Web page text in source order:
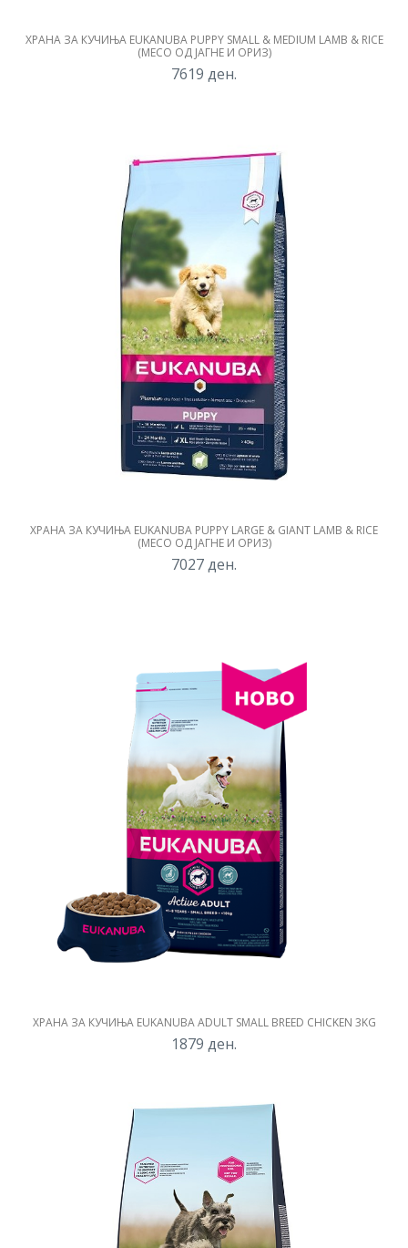
ХРАНА ЗА КУЧИЊА EUKANUBA PUPPY SMALL & MEDIUM LAMB & RICE
(МЕСО ОД ЈАГНЕ И ОРИЗ)
7619 ден.
ХРАНА ЗА КУЧИЊА EUKANUBA PUPPY LARGE & GIANT LAMB & RICE
(МЕСО ОД ЈАГНЕ И ОРИЗ)
7027ден.
ХРАНА ЗА КУЧИЊА EUKANUBA ADULT SMALL BREED CHICKEN 3KG
1879 ден.